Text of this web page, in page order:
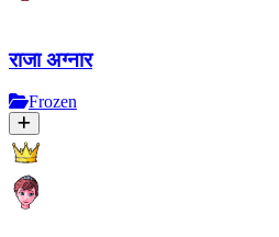
राजा अग्नार
Frozen